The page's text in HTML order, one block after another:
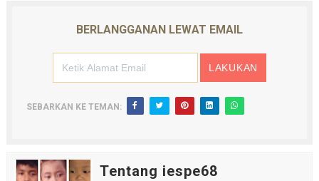
BERLANGGANAN LEWAT EMAIL
SEBARKAN KE TEMAN:
Tentang iespe68